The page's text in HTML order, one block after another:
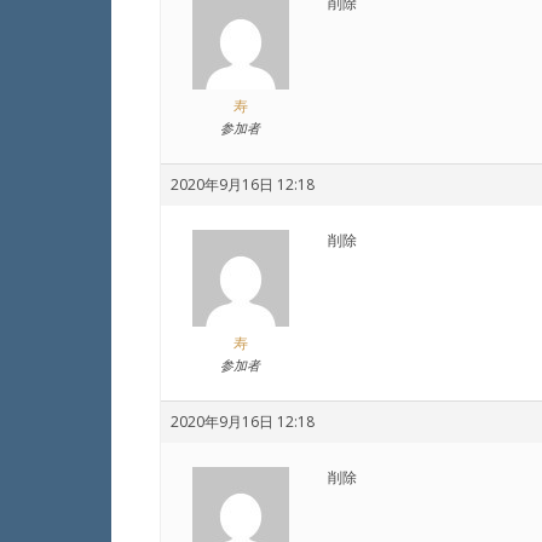
寿
参加者
2020年9月16日 12:18
寿
参加者
削除
2020年9月16日 12:18
削除